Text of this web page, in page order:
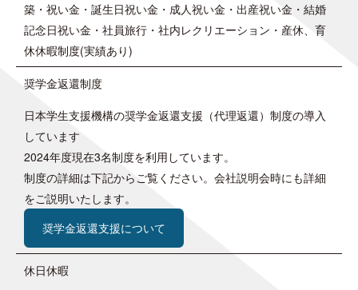
築・祝い金・誕生日祝い金・成人祝い金・出産祝い金・結婚
記念日祝い金・社員旅行・社内レクリエーション・産休、育
休休暇制度(実績あり)
奨学金返還制度
日本学生支援機構の奨学金返還支援（代理返還）制度の導入
しています
2024年度現在3名制度を利用しています。
制度の詳細は下記からご覧ください。会社説明会時にも詳細
をご説明いたします。
奨学金返還支援について
休日休暇